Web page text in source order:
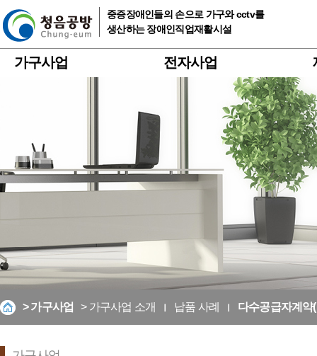
중증장애인들의 손으로 가구와 cctv를
생산하는 장애인직업재활시설
가구사업 전자사업
> 가구사업 > 가구사업 소개 납품 사례 다수공급자계약